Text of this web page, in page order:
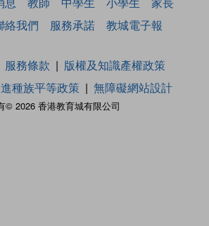
絡我們 服務承諾 教城電子報
© 2026 香港教育城有限公司
服務條款
版權及知識產權政策
種族平等政策 無障礙網站設計